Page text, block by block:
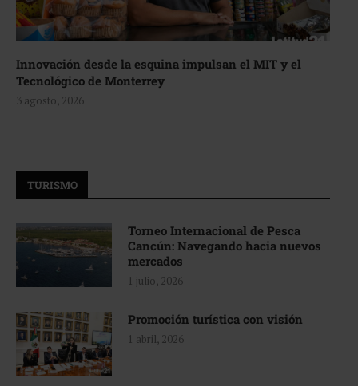
Innovación desde la esquina impulsan el MIT y el
Tecnológico de Monterrey
3 agosto, 2026
TURISMO
Torneo Internacional de Pesca
Cancún: Navegando hacia nuevos
mercados
1 julio, 2026
Promoción turística con visión
1 abril, 2026